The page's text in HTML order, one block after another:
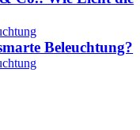
Beleuchtung?